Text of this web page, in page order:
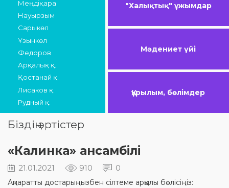
Меңдіқара
Науырзым
Сарыкөл
Ұзынкөл
Федоров
Арқалық қ.
Қостанай қ.
Лисаков қ.
Рудный қ.
"Халықтық" ұжымдар
Мәдениет үйі
Құрылым, бөлімдер
Біздің әртістер
«Калинка» ансамбілі
21.01.2021 910 0
Ақпаратты достарыңызбен сілтеме арқылы бөлісіңіз: